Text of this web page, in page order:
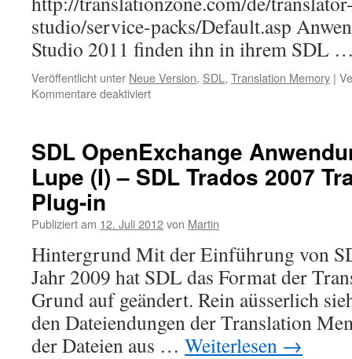
studio/service-packs/Default.asp
Studio 2011 finden ihn in ihrem SDL
Veröffentlicht unter Neue Version, SDL , Translation Memory |
Kommentare deaktiviert
Studio
2012
SP
2
SDL OpenExchange
Lupe (I) – SDL Trados 2007
Plug-in
Publiziert am 12. Juli 2012von Martin
Hintergrund Mit der Einführung von
Jahr 2009 hat SDL das Format der
Grund auf geändert. Rein aüsserlich
den Dateiendungen der Translation
der Dateien aus … Weiterlesen →